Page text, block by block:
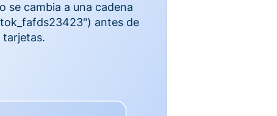
se cambia a una cadena
antes de
tarjetas.